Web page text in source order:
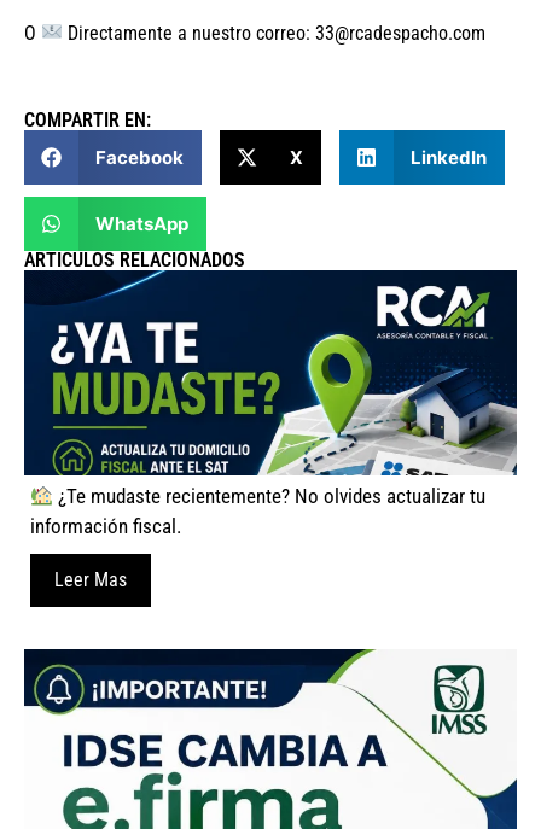
O Directamente a nuestro correo: 33@rcadespacho.com
COMPARTIR EN:
Facebook
X LinkedIn
WhatsApp
ARTICULOS RELACIONADOS
¿Te mudaste recientemente? No olvides actualizar tu
información fiscal.
Leer Mas